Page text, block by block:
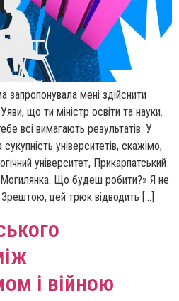
мені здійснити
що ти міністр освіти та науки.
всі вимагають результатів. У
університетів, скажімо,
університет, Прикарпатський
Могилянка. Що будеш робити?» Я не
Зрештою, цей трюк відводить […]
і війною